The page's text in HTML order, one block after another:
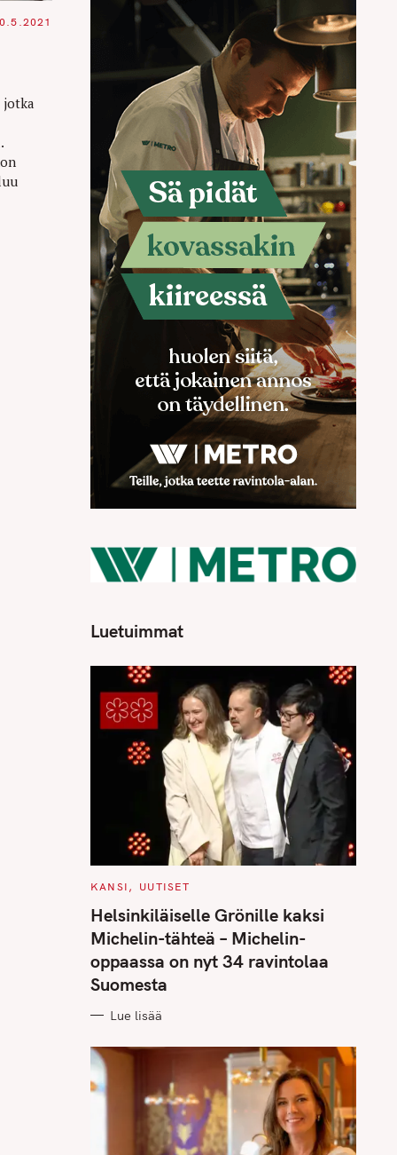
jotka
Luetuimmat
C
T
E
G
O
I
E
S
KANSI UUTISET
Helsinkiläiselle Grönille kaksi
Michelin-tähteä – Michelin-
oppaassa on nyt 34 ravintolaa
Suomesta
Lue lisää